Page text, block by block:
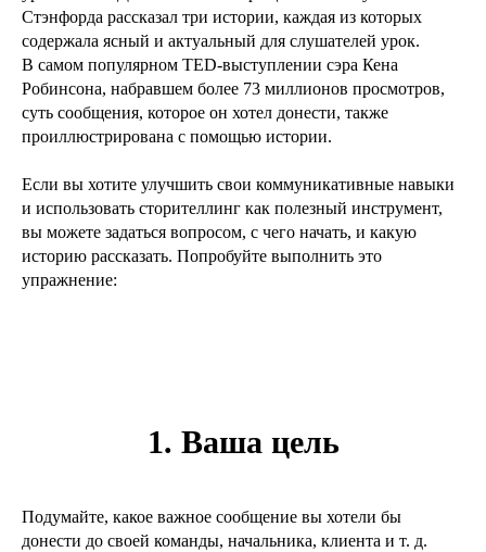
Стэнфорда рассказал три истории, каждая из которых
содержала ясный и актуальный для слушателей урок.
В самом популярном TED-выступлении сэра Кена
Робинсона, набравшем более 73 миллионов просмотров,
суть сообщения, которое он хотел донести, также
проиллюстрирована с помощью истории.
Если вы хотите улучшить свои коммуникативные навыки
и использовать сторителлинг как полезный инструмент,
вы можете задаться вопросом, с чего начать, и какую
историю рассказать. Попробуйте выполнить это
упражнение:
1. Ваша цель
Подумайте, какое важное сообщение вы хотели бы
донести до своей команды, начальника, клиента и т. д.